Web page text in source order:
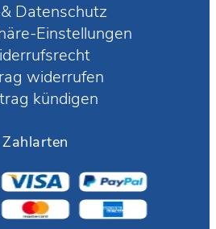
& Datenschutz
Einstellungen
widerrufen
kündigen
Zahlarten